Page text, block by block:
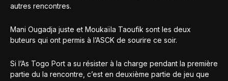
autres rencontres.
Mani Ougadja juste et Moukaïla Taoufik sont les deux
buteurs qui ont permis à l’ASCK de sourire ce soir.
Si l’As Togo Port a su résister à la charge pendant la première
partie du la rencontre, c’est en deuxième partie de jeu que